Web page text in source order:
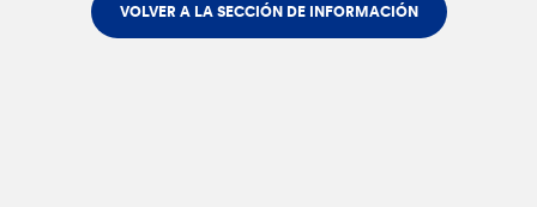
VOLVER A LA SECCIÓN DE INFORMACIÓN